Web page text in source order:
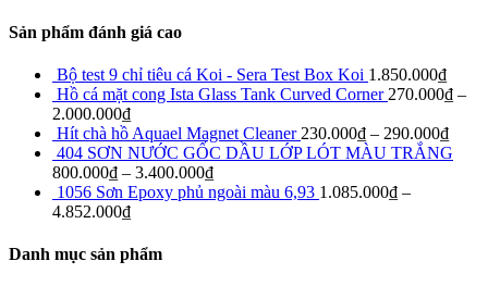
Sản phẩm đánh giá cao
Bộ test 9 chỉ tiêu cá Koi - Sera Test Box Koi 1.850.000₫
Hồ cá mặt cong Ista Glass Tank Curved Corner 270.000₫ –
2.000.000₫
Hít chà hồ Aquael Magnet Cleaner 230.000₫ – 290.000₫
404 SƠN NƯỚC GỐC DẦU LỚP LÓT MÀU TRẮNG
800.000₫ – 3.400.000₫
1056 Sơn Epoxy phủ ngoài màu 6,93 1.085.000₫ –
4.852.000₫
Danh mục sản phẩm